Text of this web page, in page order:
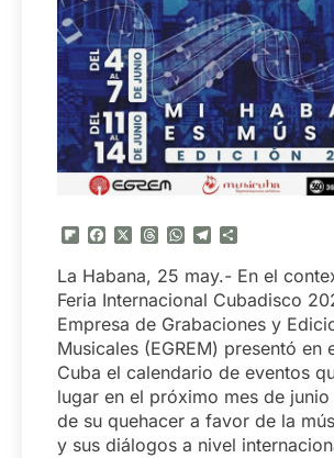
Flipboard
Facebook
X Threads
WhatsApp
Telegram
La Habana, 25 may.- En el
Feria Internacional Cubadisco
Empresa de Grabaciones y
Musicales (EGREM) presentó en
Cuba el calendario de eventos
lugar en el próximo mes de
de su quehacer a favor de la
y sus diálogos a nivel